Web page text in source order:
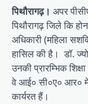
पिथौरागढ़। अपर
पिथौरागढ़ जिले कि
अधिकारी (महिला
हासिल की है। डॉ.
उनकी प्रारम्भिक
वे आई० सी०ए० आर०
कार्यरत हैं।